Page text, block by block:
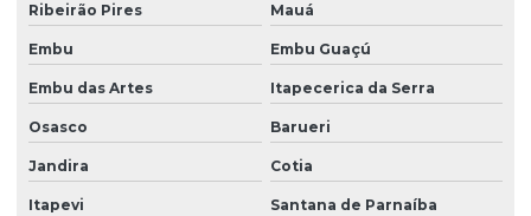
Topografia de terreno
Topografia de terreno irregular
Topografia urbana
Ribeirão Pires Mauá
Embu Embu Guaçú
Embu das Artes Itapecerica da Serra
Osasco Barueri
Jandira Cotia
Itapevi Santana de Parnaíba